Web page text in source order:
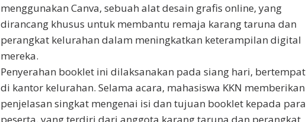
menggunakan Canva, sebuah alat desain grafis online, yang
dirancang khusus untuk membantu remaja karang taruna dan
perangkat kelurahan dalam meningkatkan keterampilan digital
mereka.
Penyerahan booklet ini dilaksanakan pada siang hari, bertempat
di kantor kelurahan. Selama acara, mahasiswa KKN memberikan
penjelasan singkat mengenai isi dan tujuan booklet kepada para
peserta, yang terdiri dari anggota karang taruna dan perangkat